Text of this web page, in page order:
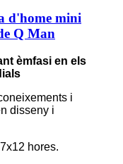
d'home mini
Q Man
èmfasi en els
i
disseny i
hores.